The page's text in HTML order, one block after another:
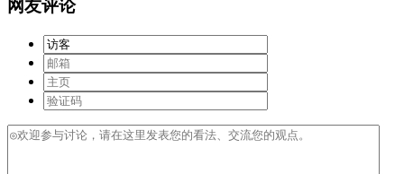
网友评论